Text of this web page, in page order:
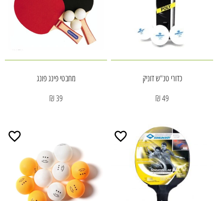
כדורי טנ"ש דוניק
49 ₪
מחבטי פינג פונג
39 ₪